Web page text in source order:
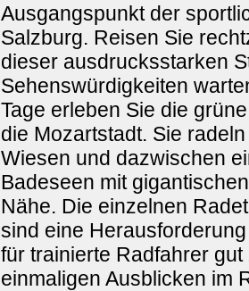
Ausgangspunkt der
Salzburg. Reisen Sie
dieser ausdrucksstarken
Sehenswürdigkeiten
Tage erleben Sie die
die Mozartstadt. Sie
Wiesen und dazwischen
Badeseen mit
Nähe. Die einzelnen
sind eine
für trainierte Radfahrer
einmaligen Ausblicken im